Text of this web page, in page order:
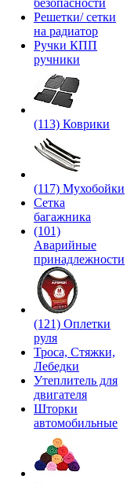
безопасности
Решетки/ сетки
на радиатор
Ручки КПП
ручники
(113) Коврики
(117) Мухобойки
Сетка
багажника
(101)
Аварийные
принадлежности
(121) Оплетки
руля
Троса, Стяжки,
Лебедки
Утеплитель для
двигателя
Шторки
автомобильные